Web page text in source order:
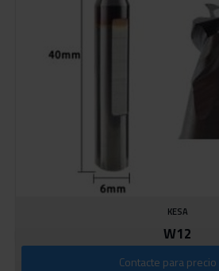
KESA
W12
Contacte para precio